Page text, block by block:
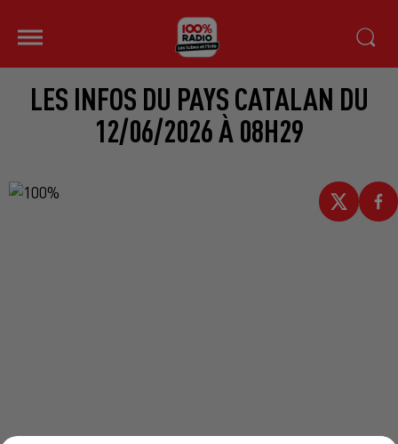
LES INFOS DU PAYS CATALAN DU
12/06/2026 À 08H29